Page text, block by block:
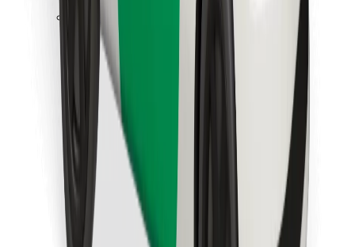
Ladda ner Bolt Food-appen